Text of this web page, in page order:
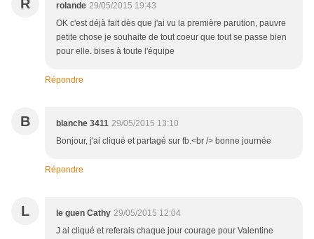
R rolande 29/05/2015 19:43
OK c'est déjà fait dès que j'ai vu la première parution, pauvre
petite chose je souhaite de tout coeur que tout se passe bien
pour elle. bises à toute l'équipe
Répondre
B blanche 3411 29/05/2015 13:10
Bonjour, j'ai cliqué et partagé sur fb.<br /> bonne journée
Répondre
L le guen Cathy 29/05/2015 12:04
J ai cliqué et referais chaque jour courage pour Valentine